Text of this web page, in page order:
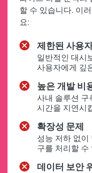
할 수 있습니다. 이
요:
제한된 사용
일반적인 대시
사용자에게 깊
높은 개발 비
사내 솔루션 구
시간을 지연시
확장성 문제
성능 저하 없이
구를 처리할 수
데이터 보안